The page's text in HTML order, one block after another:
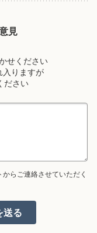
見
せください
入りますが
ださい
らご連絡させていただく